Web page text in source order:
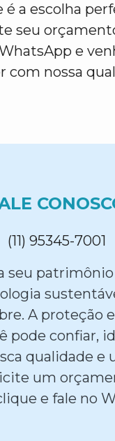
a escolha
seu
e
com nossa
(11) 95345-7001
seu
A proteção
pode confiar,
qualidade e
um
e fale no